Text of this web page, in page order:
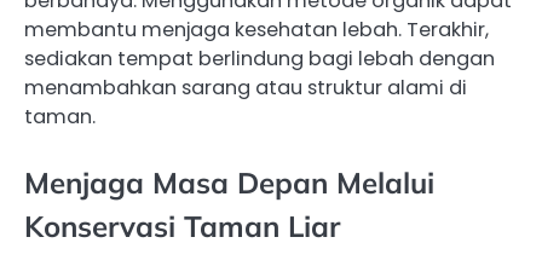
membantu menjaga kesehatan lebah. Terakhir,
sediakan tempat berlindung bagi lebah dengan
menambahkan sarang atau struktur alami di
taman.
Menjaga Masa Depan Melalui
Konservasi Taman Liar